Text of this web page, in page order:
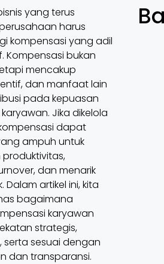
yang terus
harus
kompensasi yang adil
Kompensasi bukan
mencakup
dan manfaat lain
pada kepuasan
Jika dikelola
dapat
ampuh untuk
dan menarik
Dalam artikel ini, kita
bagaimana
karyawan
strategis,
serta sesuai dengan
dan transparansi.